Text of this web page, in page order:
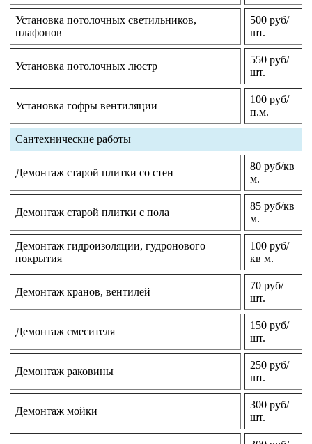
Установка потолочных светильников,
плафонов
500 руб/
шт.
Установка потолочных люстр
550 руб/
шт.
Установка гофры вентиляции
100 руб/
п.м.
Сантехнические работы
Демонтаж старой плитки со стен
80 руб/кв
м.
Демонтаж старой плитки с пола
85 руб/кв
м.
Демонтаж гидроизоляции, гудронового
покрытия
100 руб/
кв м.
Демонтаж кранов, вентилей
70 руб/
шт.
Демонтаж смесителя
150 руб/
шт.
Демонтаж раковины
250 руб/
шт.
Демонтаж мойки
300 руб/
шт.